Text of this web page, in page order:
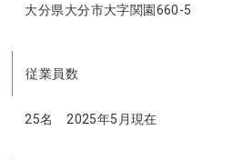
大分県大分市大字関園660-5
従業員数
25名 2025年5月現在